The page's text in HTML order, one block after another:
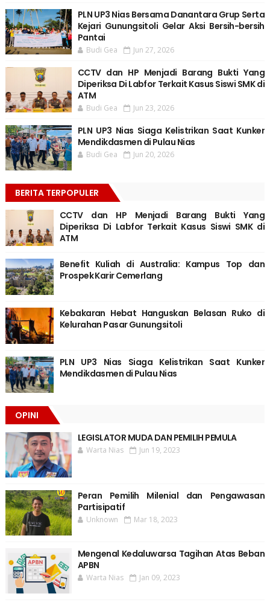
PLN UP3 Nias Bersama Danantara Grup Serta
Kejari Gunungsitoli Gelar Aksi Bersih-bersih
Pantai
Budi Gea Jun 27, 2026
CCTV dan HP Menjadi Barang Bukti Yang
Diperiksa Di Labfor Terkait Kasus Siswi SMK di
ATM
Budi Gea Jun 23, 2026
PLN UP3 Nias Siaga Kelistrikan Saat Kunker
Mendikdasmen di Pulau Nias
Budi Gea Jun 20, 2026
BERITA TERPOPULER
CCTV dan HP Menjadi Barang Bukti Yang
Diperiksa Di Labfor Terkait Kasus Siswi SMK di
ATM
Benefit Kuliah di Australia: Kampus Top dan
Prospek Karir Cemerlang
Kebakaran Hebat Hanguskan Belasan Ruko di
Kelurahan Pasar Gunungsitoli
PLN UP3 Nias Siaga Kelistrikan Saat Kunker
Mendikdasmen di Pulau Nias
OPINI
LEGISLATOR MUDA DAN PEMILIH PEMULA
Warta Nias Jun 19, 2023
Peran Pemilih Milenial dan Pengawasan
Partisipatif
Unknown Mar 18, 2023
Mengenal Kedaluwarsa Tagihan Atas Beban
APBN
Warta Nias Jan 09, 2023